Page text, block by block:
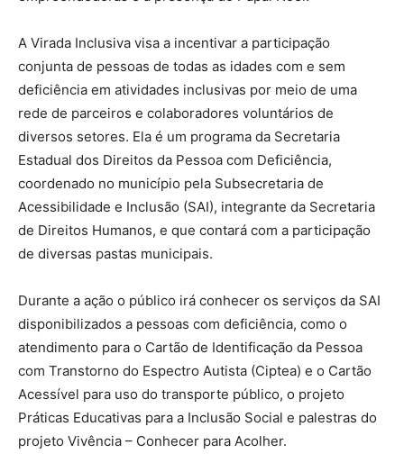
A Virada Inclusiva visa a incentivar a participação
conjunta de pessoas de todas as idades com e sem
deficiência em atividades inclusivas por meio de uma
rede de parceiros e colaboradores voluntários de
diversos setores. Ela é um programa da Secretaria
Estadual dos Direitos da Pessoa com Deficiência,
coordenado no município pela Subsecretaria de
Acessibilidade e Inclusão (SAI), integrante da Secretaria
de Direitos Humanos, e que contará com a participação
de diversas pastas municipais.
Durante a ação o público irá conhecer os serviços da SAI
disponibilizados a pessoas com deficiência, como o
atendimento para o Cartão de Identificação da Pessoa
com Transtorno do Espectro Autista (Ciptea) e o Cartão
Acessível para uso do transporte público, o projeto
Práticas Educativas para a Inclusão Social e palestras do
projeto Vivência – Conhecer para Acolher.